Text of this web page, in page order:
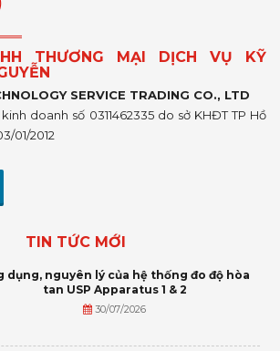
THƯƠNG MẠI DỊCH VỤ KỸ
SERVICE TRADING CO., LTD
doanh số 0311462335 do sở KHĐT TP Hồ
01/2012
TIN TỨC MỚI
dụng, nguyên lý của hệ thống đo độ hòa
tan USP Apparatus 1 & 2
30/07/2026